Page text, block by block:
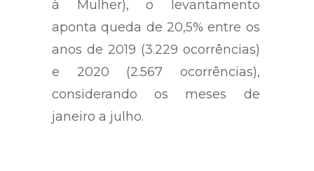
Especializadas de Atendimento
à Mulher), o levantamento
aponta queda de 20,5% entre os
anos de 2019 (3.229 ocorrências)
e 2020 (2.567 ocorrências),
considerando os meses de